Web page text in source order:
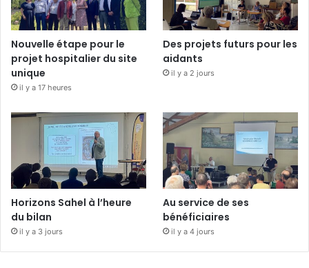
Nouvelle étape pour le
projet hospitalier du site
unique
il y a 17 heures
Des projets futurs pour les
aidants
il y a 2 jours
Horizons Sahel à l’heure
du bilan
il y a 3 jours
Au service de ses
bénéficiaires
il y a 4 jours